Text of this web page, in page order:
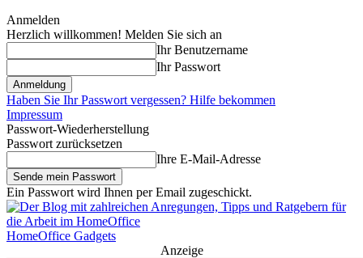
Anmelden
Herzlich willkommen! Melden Sie sich an
Ihr Benutzername
Ihr Passwort
Haben Sie Ihr Passwort vergessen? Hilfe bekommen
Impressum
Passwort-Wiederherstellung
Passwort zurücksetzen
Ihre E-Mail-Adresse
Ein Passwort wird Ihnen per Email zugeschickt.
HomeOffice Gadgets
Anzeige